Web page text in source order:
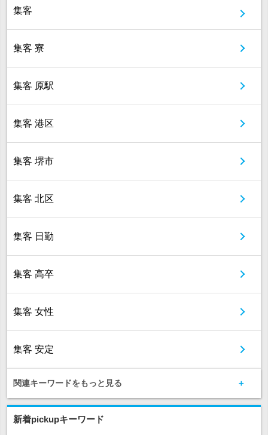
集客
集客 寮
集客 原駅
集客 港区
集客 堺市
集客 北区
集客 日勤
集客 高卒
集客 女性
集客 安定
関連キーワードをもっと見る
新着pickupキーワード